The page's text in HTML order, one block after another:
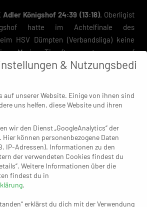
Adler Königshof 24:39 (13:18). Oberligist
hatte im Achtelfinale des
HSV Dümpten (Verbandsliga) keine
Marius Timofte musste zwar auf
verzichten (privat verhindert). Die
sich aber keine Blöße. Aus einer
von Beginn an viele schnelle
sorgten damit früh für einen klaren
des gesamten Spielverlaufs nie in
konnte es sich erlauben, alle Spieler
Fast alle Krefelder Akteure trugen sich
ein.
(angesetzt derzeit für den 15. November)
& Nutzungsbedi
auf unserer Website. Einige von ihnen sind
uns helfen, diese Website und ihren
wir den Dienst „GoogleAnalytics“ der
können personenbezogene Daten
IP-Adressen). Informationen zu den
der verwendeten Cookies findest du
Weitere Informationen über die
findest du in
.
erklärst du dich mit der Verwendung